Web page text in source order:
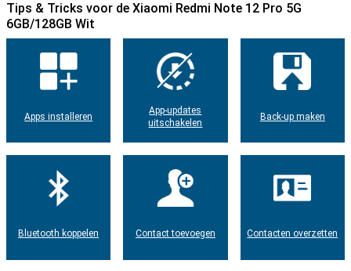
Tips & Tricks voor de Xiaomi Redmi Note 12 Pro 5G
6GB/128GB Wit
Apps installeren
App-updates
uitschakelen
Back-up maken
Bluetooth koppelen Contact toevoegen Contacten overzetten